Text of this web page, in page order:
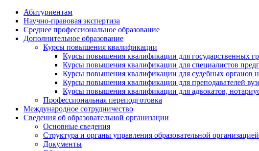
Абитуриентам
Научно-правовая экспертиза
Cреднее профессиональное образование
Дополнительное образование
Курсы повышения квалификации
Курсы повышения квалификации для государственных
Курсы повышения квалификации для специалистов
Курсы повышения квалификации для судебных органов
Курсы повышения квалификации для преподавателей
Курсы повышения квалификации для адвокатов,
Профессиональная переподготовка
Международное сотрудничество
Сведения об образовательной организации
Основные сведения
Структура и органы управления образовательной организацией
Документы